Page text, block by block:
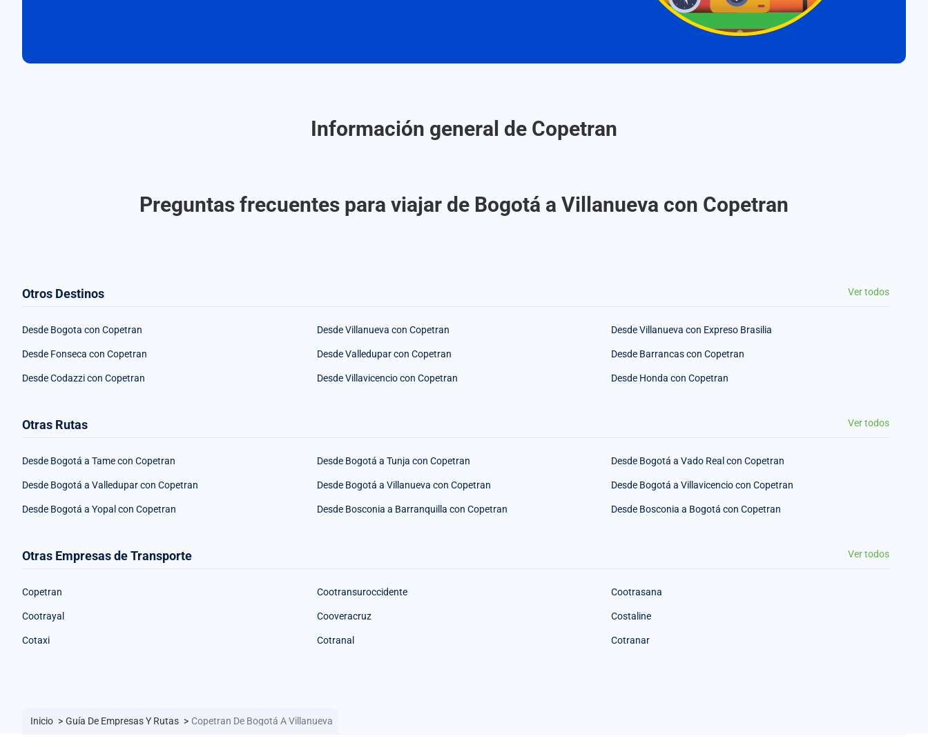
Información general de Copetran
Preguntas frecuentes para viajar de Bogotá a Villanueva con Copetran
Otros Destinos Ver todos
Desde Bogota con Copetran Desde Villanueva con Copetran Desde Villanueva con Expreso Brasilia
Desde Fonseca con Copetran Desde Valledupar con Copetran Desde Barrancas con Copetran
Desde Codazzi con Copetran Desde Villavicencio con Copetran Desde Honda con Copetran
Otras Rutas Ver todos
Desde Bogotá a Tame con Copetran Desde Bogotá a Tunja con Copetran Desde Bogotá a Vado Real con Copetran
Desde Bogotá a Valledupar con Copetran Desde Bogotá a Villanueva con Copetran Desde Bogotá a Villavicencio con Copetran
Desde Bogotá a Yopal con Copetran Desde Bosconia a Barranquilla con Copetran Desde Bosconia a Bogotá con Copetran
Otras Empresas de Transporte Ver todos
Copetran Cootransuroccidente Cootrasana
Cootrayal Cooveracruz Costaline
Cotaxi Cotranal Cotranar
Inicio > Guía De Empresas Y Rutas > Copetran De Bogotá A Villanueva